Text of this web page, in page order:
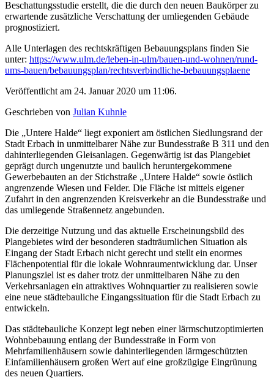
Beschattungsstudie erstellt, die die durch den neuen Baukörper zu
erwartende zusätzliche Verschattung der umliegenden Gebäude
prognostiziert.
Alle Unterlagen des rechtskräftigen Bebauungsplans finden Sie
unter: https://www.ulm.de/leben-in-ulm/bauen-und-wohnen/rund-
ums-bauen/bebauungsplan/rechtsverbindliche-bebauungsplaene
Veröffentlicht am 24. Januar 2020 um 11:06.
Geschrieben von Julian Kuhnle
Die „Untere Halde“ liegt exponiert am östlichen Siedlungsrand der
Stadt Erbach in unmittelbarer Nähe zur Bundesstraße B 311 und den
dahinterliegenden Gleisanlagen. Gegenwärtig ist das Plangebiet
geprägt durch ungenutzte und baulich heruntergekommene
Gewerbebauten an der Stichstraße „Untere Halde“ sowie östlich
angrenzende Wiesen und Felder. Die Fläche ist mittels eigener
Zufahrt in den angrenzenden Kreisverkehr an die Bundesstraße und
das umliegende Straßennetz angebunden.
Die derzeitige Nutzung und das aktuelle Erscheinungsbild des
Plangebietes wird der besonderen stadträumlichen Situation als
Eingang der Stadt Erbach nicht gerecht und stellt ein enormes
Flächenpotential für die lokale Wohnraumentwicklung dar. Unser
Planungsziel ist es daher trotz der unmittelbaren Nähe zu den
Verkehrsanlagen ein attraktives Wohnquartier zu realisieren sowie
eine neue städtebauliche Eingangssituation für die Stadt Erbach zu
entwickeln.
Das städtebauliche Konzept legt neben einer lärmschutzoptimierten
Wohnbebauung entlang der Bundesstraße in Form von
Mehrfamilienhäusern sowie dahinterliegenden lärmgeschützten
Einfamilienhäusern großen Wert auf eine großzügige Eingrünung
des neuen Quartiers.